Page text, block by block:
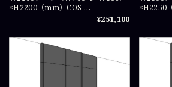
×H2200（mm）COS-
¥251,100
×H2250